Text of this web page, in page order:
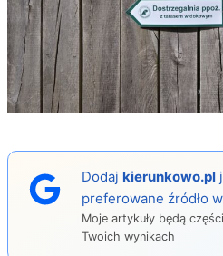
Dodajkierunkowo.pl
preferowane źródło
Moje artykuły będą
Twoich wynikach